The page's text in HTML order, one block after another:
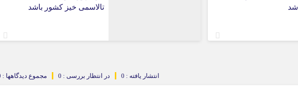
شد
تالاسمی خیز کشور باشد
مجموع دیدگاهها : 0 در انتظار بررسی : 0 انتشار یافته : 0